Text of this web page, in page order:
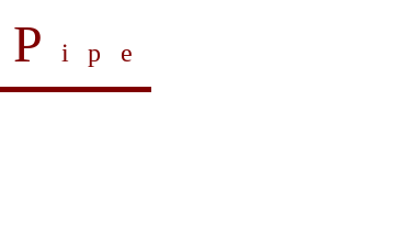
P ipe